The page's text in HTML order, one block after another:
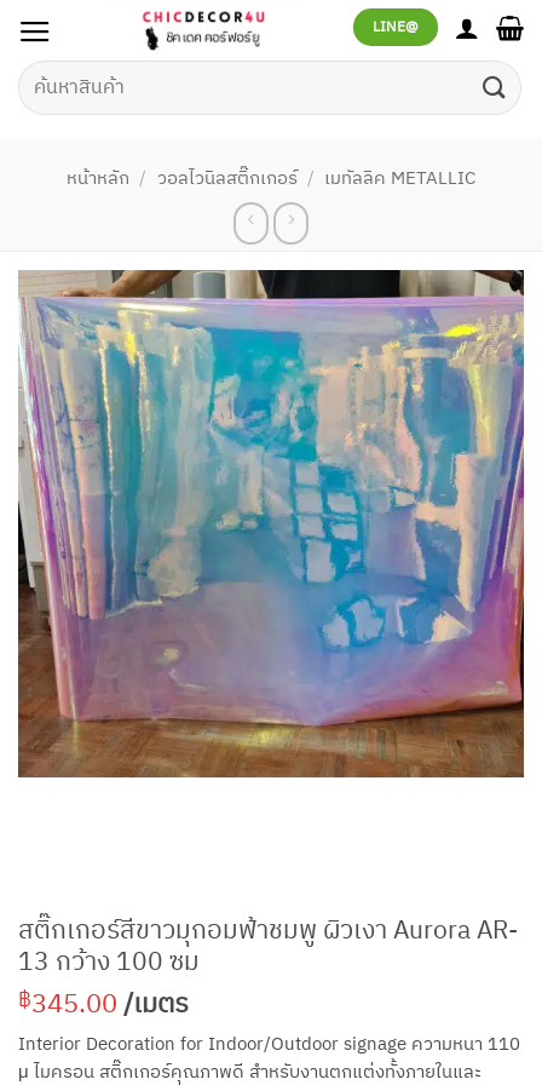
เนื้อหา
LINE@
ค้นหา:
หน้าหลัก / วอลไวนิลสติ๊กเกอร์ / เมทัลลิค METALLIC
สติ๊กเกอร์สีขาวมุกอมฟ้าชมพู ผิวเงา Aurora AR-
13 กว้าง 100 ซม
฿345.00/เมตร
Interior Decoration for Indoor/Outdoor signage ความหนา 110
μ ไมครอน สติ๊กเกอร์คุณภาพดี สำหรับงานตกแต่งทั้งภายในและ